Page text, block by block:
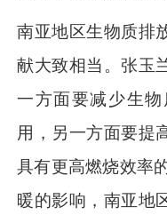
南亚地区生物质排
献大致相当。张玉
一方面要减少生
用，另一方面要提
具有更高燃烧效率
暖的影响，南亚地